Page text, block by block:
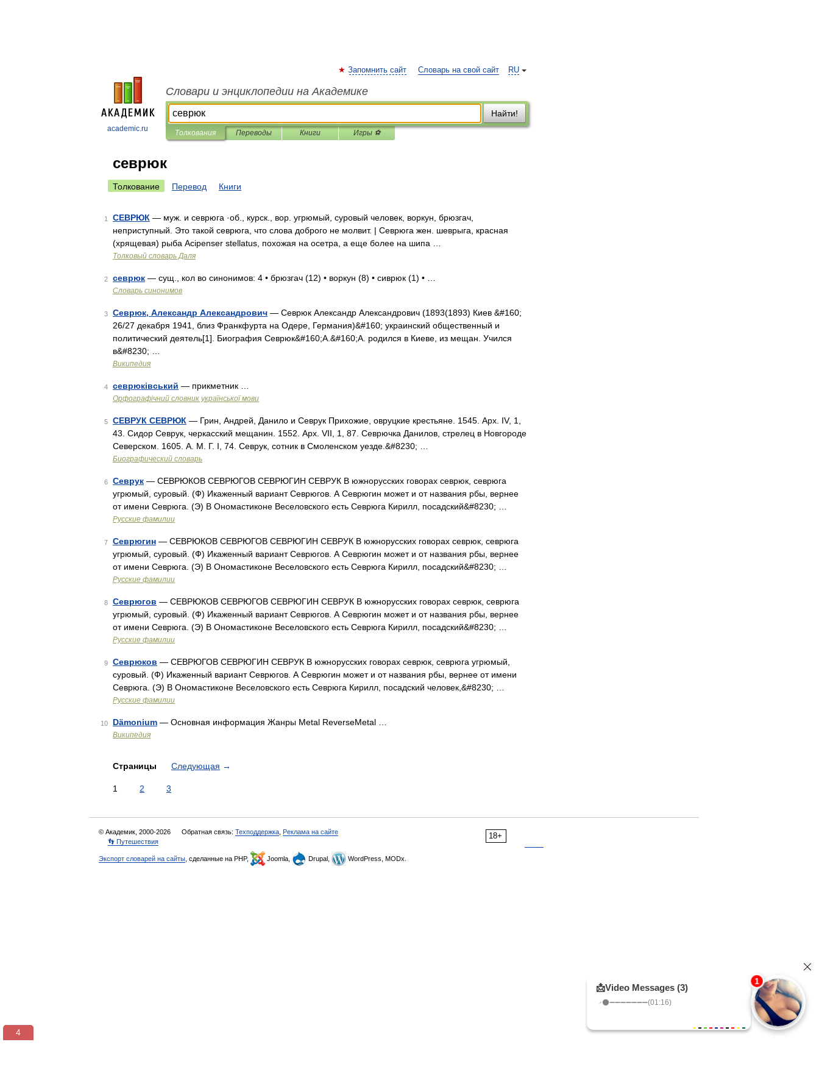
academic.ru
RU
Запомнить сайт Словарь на свой сайт
Словари и энциклопедии на Академике
Найти!
Толкования Переводы Книги Игры ⚽
севрюк
Толкование Перевод Книги
1 СЕВРЮК — муж. и севрюга ·об., курск., вор. угрюмый, суровый человек, воркун, брюзгач,
неприступный. Это такой севрюга, что слова доброго не молвит. | Севрюга жен. шеврыга, красная
(хрящевая) рыба Acipenser stellatus, похожая на осетра, а еще более на шипа …
Толковый словарь Даля
2 севрюк — сущ., кол во синонимов: 4 • брюзгач (12) • воркун (8) • сиврюк (1) • …
Словарь синонимов
3 Севрюк, Александр Александрович — Севрюк Александр Александрович (1893(1893) Киев &#160;
26/27 декабря 1941, близ Франкфурта на Одере, Германия)&#160; украинский общественный и
политический деятель[1]. Биография Севрюк&#160;А.&#160;А. родился в Киеве, из мещан. Учился
в&#8230; …
Википедия
4 севрюківський — прикметник …
Орфографічний словник української мови
5 СЕВРУК СЕВРЮК — Грин, Андрей, Данило и Севрук Прихожие, овруцкие крестьяне. 1545. Арх. IV, 1,
43. Сидор Севрук, черкасский мещанин. 1552. Арх. VII, 1, 87. Севрючка Данилов, стрелец в Новгороде
Северском. 1605. A. M. Г. I, 74. Севрук, сотник в Смоленском уезде.&#8230; …
Биографический словарь
6 Севрук — СЕВРЮКОВ СЕВРЮГОВ СЕВРЮГИН СЕВРУК В южнорусских говорах севрюк, севрюга
угрюмый, суровый. (Ф) Икаженный вариант Севрюгов. А Севрюгин может и от названия рбы, вернее
от имени Севрюга. (Э) В Ономастиконе Веселовского есть Севрюга Кирилл, посадский&#8230; …
Русские фамилии
7 Севрюгин — СЕВРЮКОВ СЕВРЮГОВ СЕВРЮГИН СЕВРУК В южнорусских говорах севрюк, севрюга
угрюмый, суровый. (Ф) Икаженный вариант Севрюгов. А Севрюгин может и от названия рбы, вернее
от имени Севрюга. (Э) В Ономастиконе Веселовского есть Севрюга Кирилл, посадский&#8230; …
Русские фамилии
8 Севрюгов — СЕВРЮКОВ СЕВРЮГОВ СЕВРЮГИН СЕВРУК В южнорусских говорах севрюк, севрюга
угрюмый, суровый. (Ф) Икаженный вариант Севрюгов. А Севрюгин может и от названия рбы, вернее
от имени Севрюга. (Э) В Ономастиконе Веселовского есть Севрюга Кирилл, посадский&#8230; …
Русские фамилии
9 Севрюков — СЕВРЮГОВ СЕВРЮГИН СЕВРУК В южнорусских говорах севрюк, севрюга угрюмый,
суровый. (Ф) Икаженный вариант Севрюгов. А Севрюгин может и от названия рбы, вернее от имени
Севрюга. (Э) В Ономастиконе Веселовского есть Севрюга Кирилл, посадский человек,&#8230; …
Русские фамилии
10 Dämonium — Основная информация Жанры Metal ReverseMetal …
Википедия
Страницы Следующая →
1 2 3
18+
© Академик, 2000-2026 Обратная связь: Техподдержка Реклама на сайте
👣 Путешествия
Экспорт словарей на сайты , сделанные на PHP, Joomla, Drupal, WordPress, MODx.
3